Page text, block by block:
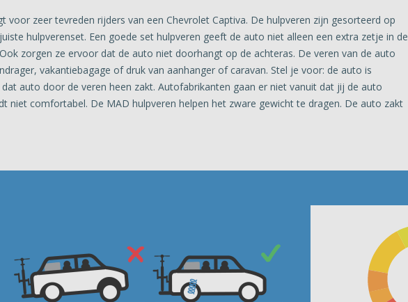
zeer tevreden rijders van een Chevrolet Captiva. De hulpveren zijn gesorteerd op
hulpverenset. Een goede set hulpveren geeft de auto niet alleen een extra zetje in de
zorgen ze ervoor dat de auto niet doorhangt op de achteras. De veren van de auto
vakantiebagage of druk van aanhanger of caravan. Stel je voor: de auto is
auto door de veren heen zakt. Autofabrikanten gaan er niet vanuit dat jij de auto
niet comfortabel. De MAD hulpveren helpen het zware gewicht te dragen. De auto zakt